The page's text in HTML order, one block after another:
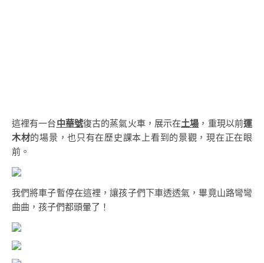
這裡有一台中華號復古的蒸氣火車，展示在土場 ，重現以前運
木材的場景，也只有在歷史課本上看到的景觀，現在正在眼
前。
我們將車子暫停在這裡，讓孩子們下車透透氣，畢竟山路彎彎
曲曲，孩子們都頭暈了！